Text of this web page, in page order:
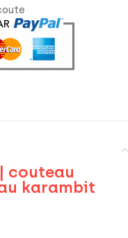
couteau
karambit